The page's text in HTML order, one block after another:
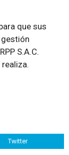
que sus
S.A.C.
Twitter